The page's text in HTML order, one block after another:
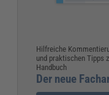
Hilfreiche
und praktischen Tipps
Handbuch
Der neue